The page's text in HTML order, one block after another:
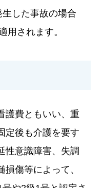
した事故の場合
用されます。
護費ともいい、重
定後も介護を要す
性意識障害、失調
傷等によって、